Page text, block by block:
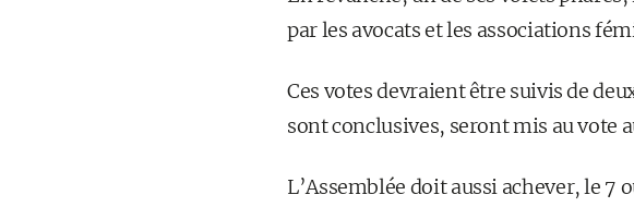
par les avocats et les associations
Ces votes devraient être suivis de
sont conclusives, seront mis au vote
L’Assemblée doit aussi achever, le